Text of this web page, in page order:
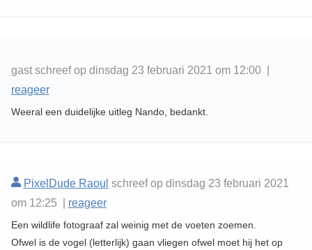
gast schreef op dinsdag 23 februari 2021 om 12:00 |
reageer
Weeral een duidelijke uitleg Nando, bedankt.
PixelDude Raoul schreef op dinsdag 23 februari 2021
om 12:25 | reageer
Een wildlife fotograaf zal weinig met de voeten zoemen.
Ofwel is de vogel (letterlijk) gaan vliegen ofwel moet hij het op